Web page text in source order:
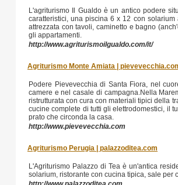
L'agriturismo Il Gualdo è un antico podere
caratteristici, una piscina 6 x 12 con
attrezzata con tavoli, caminetto e bagno
gli appartamenti.
http://www.agriturismoilgualdo.com/it/
Agriturismo Monte Amiata |
Podere Pievevecchia di Santa Fiora, nel
camere e nel casale di campagna.Nella
ristrutturata con cura con materiali tipici della
cucine complete di tutti gli elettrodomestici, il
prato che circonda la casa.
http://www.pievevecchia.com
Agriturismo Perugia | palazzoditea.com
L'Agriturismo Palazzo di Tea è un'antica
solarium, ristorante con cucina tipica, sale